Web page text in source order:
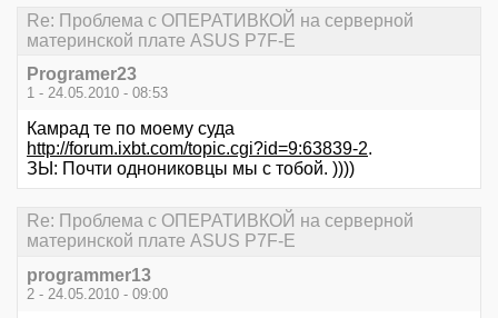
Re: Проблема с ОПЕРАТИВКОЙ на серверной
материнской плате ASUS P7F-E
Programer23
1 - 24.05.2010 - 08:53
Камрад те по моему суда
http://forum.ixbt.com/topic.cgi?id=9:63839-2.
ЗЫ: Почти однониковцы мы с тобой. ))))
Re: Проблема с ОПЕРАТИВКОЙ на серверной
материнской плате ASUS P7F-E
programmer13
2 - 24.05.2010 - 09:00